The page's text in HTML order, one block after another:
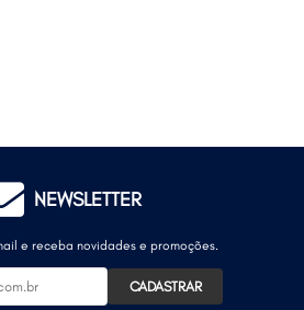
NEWSLETTER
e receba novidades e promoções.
CADASTRAR